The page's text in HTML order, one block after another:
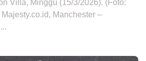
Villa, Minggu (15/3/2026). (Foto:
Majesty.co.id, Manchester –